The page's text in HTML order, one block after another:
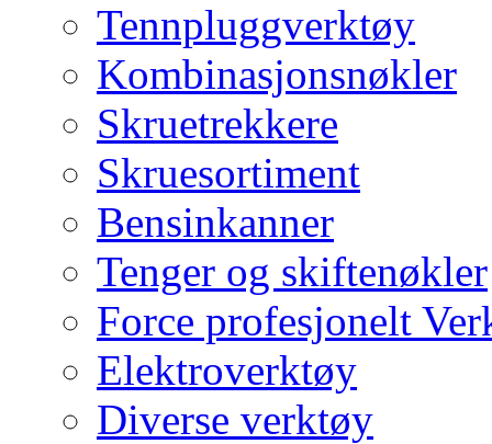
Tennpluggverktøy
Kombinasjonsnøkler
Skruetrekkere
Skruesortiment
Bensinkanner
Tenger og skiftenøkler
Force profesjonelt
Elektroverktøy
Diverse verktøy